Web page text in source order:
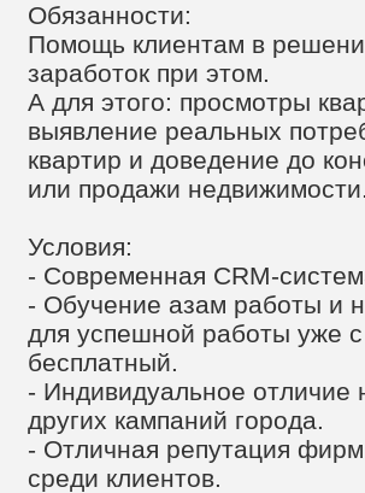
Обязанности:
Помощь клиентам в
заработок при этом.
А для этого: просмотры
выявление реальных
квартир и доведение до
или продажи
Условия:
- Современная CRM-
- Обучение азам работы и
для успешной работы уже
бесплатный.
- Индивидуальное
других кампаний города.
- Отличная репутация
среди клиентов.